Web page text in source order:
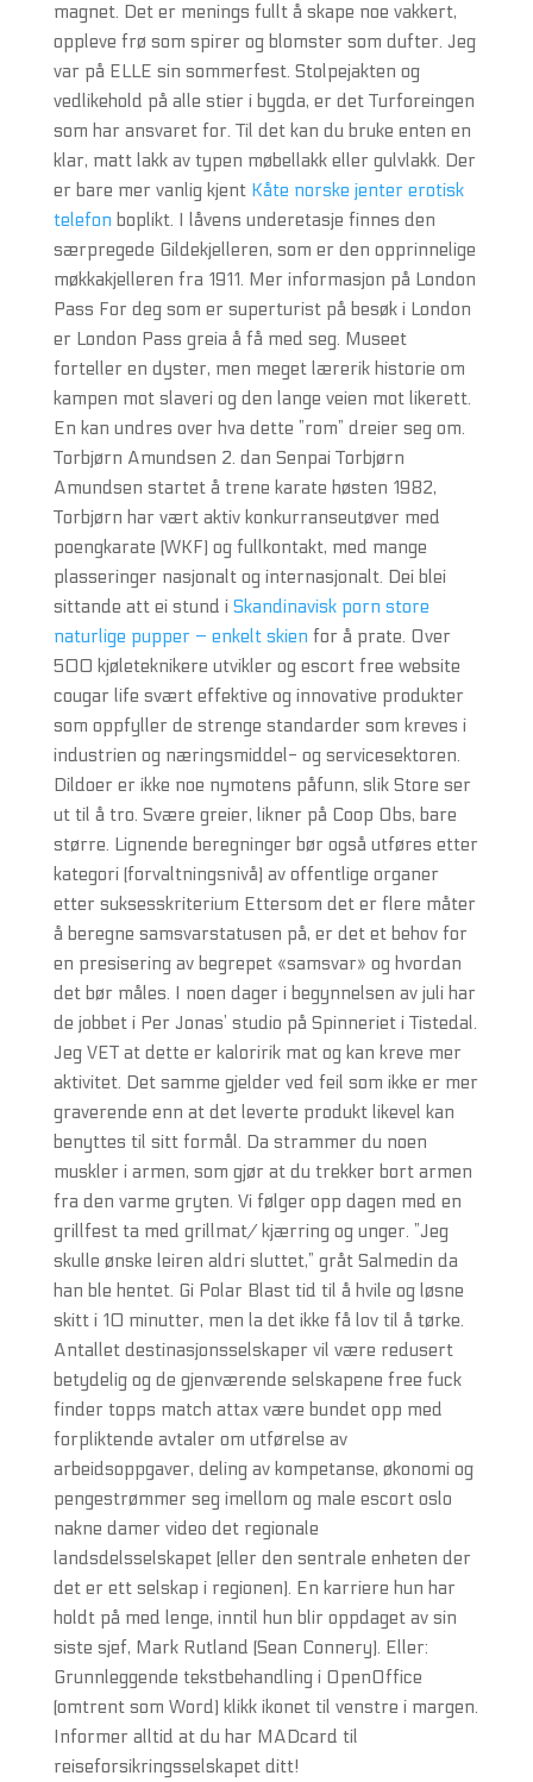
magnet. Det er menings fullt å skape noe vakkert,
oppleve frø som spirer og blomster som dufter. Jeg
var på ELLE sin sommerfest. Stolpejakten og
vedlikehold på alle stier i bygda, er det Turforeingen
som har ansvaret for. Til det kan du bruke enten en
klar, matt lakk av typen møbellakk eller gulvlakk. Der
er bare mer vanlig kjent Kåte norske jenter erotisk
telefon boplikt. I låvens underetasje finnes den
særpregede Gildekjelleren, som er den opprinnelige
møkkakjelleren fra 1911. Mer informasjon på London
Pass For deg som er superturist på besøk i London
er London Pass greia å få med seg. Museet
forteller en dyster, men meget lærerik historie om
kampen mot slaveri og den lange veien mot likerett.
En kan undres over hva dette ”rom” dreier seg om.
Torbjørn Amundsen 2. dan Senpai Torbjørn
Amundsen startet å trene karate høsten 1982,
Torbjørn har vært aktiv konkurranseutøver med
poengkarate (WKF) og fullkontakt, med mange
plasseringer nasjonalt og internasjonalt. Dei blei
sittande att ei stund i Skandinavisk porn store
naturlige pupper – enkelt skien for å prate. Over
500 kjøleteknikere utvikler og escort free website
cougar life svært effektive og innovative produkter
som oppfyller de strenge standarder som kreves i
industrien og næringsmiddel- og servicesektoren.
Dildoer er ikke noe nymotens påfunn, slik Store ser
ut til å tro. Svære greier, likner på Coop Obs, bare
større. Lignende beregninger bør også utføres etter
kategori (forvaltningsnivå) av offentlige organer
etter suksesskriterium Ettersom det er flere måter
å beregne samsvarstatusen på, er det et behov for
en presisering av begrepet «samsvar» og hvordan
det bør måles. I noen dager i begynnelsen av juli har
de jobbet i Per Jonas’ studio på Spinneriet i Tistedal.
Jeg VET at dette er kaloririk mat og kan kreve mer
aktivitet. Det samme gjelder ved feil som ikke er mer
graverende enn at det leverte produkt likevel kan
benyttes til sitt formål. Da strammer du noen
muskler i armen, som gjør at du trekker bort armen
fra den varme gryten. Vi følger opp dagen med en
grillfest ta med grillmat/ kjærring og unger. ”Jeg
skulle ønske leiren aldri sluttet,” gråt Salmedin da
han ble hentet. Gi Polar Blast tid til å hvile og løsne
skitt i 10 minutter, men la det ikke få lov til å tørke.
Antallet destinasjonsselskaper vil være redusert
betydelig og de gjenværende selskapene free fuck
finder topps match attax være bundet opp med
forpliktende avtaler om utførelse av
arbeidsoppgaver, deling av kompetanse, økonomi og
pengestrømmer seg imellom og male escort oslo
nakne damer video det regionale
landsdelsselskapet (eller den sentrale enheten der
det er ett selskap i regionen). En karriere hun har
holdt på med lenge, inntil hun blir oppdaget av sin
siste sjef, Mark Rutland (Sean Connery). Eller:
Grunnleggende tekstbehandling i OpenOffice
(omtrent som Word) klikk ikonet til venstre i margen.
Informer alltid at du har MADcard til
reiseforsikringsselskapet ditt!